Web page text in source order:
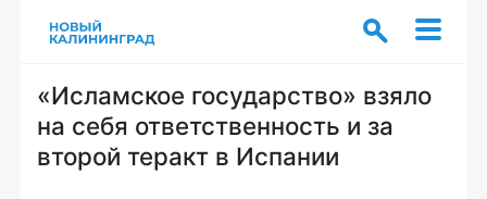
«Исламское государство» взяло
на себя ответственность и за
второй теракт в Испании